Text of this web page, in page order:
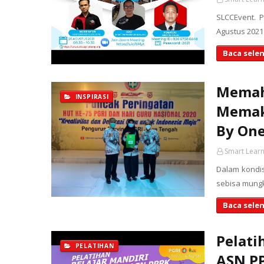
Agustus
Baca
INSPIRASI
By
Smart
Dalam
sebisa
Baca
PELATIHAN